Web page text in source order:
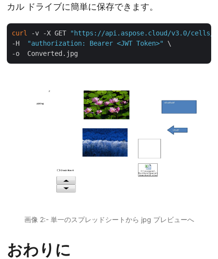
カル ドライブに簡単に保存できます。
curl -v -X GET
"https://api.aspose.cloud/v3.0/cells/
-H
"authorization: Bearer <JWT Token>"
\
画像 2:- 単一のスプレッドシートから jpg プレビューへ
おわりに